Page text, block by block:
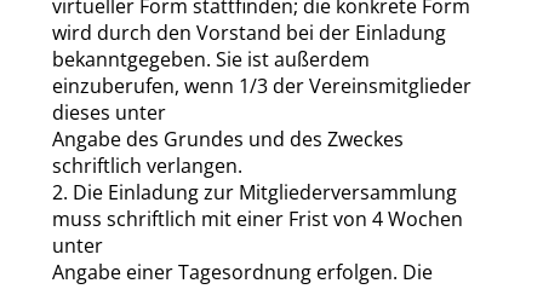
virtueller Form stattfinden; die konkrete Form
wird durch den Vorstand bei der Einladung
bekanntgegeben. Sie ist außerdem
einzuberufen, wenn 1/3 der Vereinsmitglieder
dieses unter
Angabe des Grundes und des Zweckes
schriftlich verlangen.
2. Die Einladung zur Mitgliederversammlung
muss schriftlich mit einer Frist von 4 Wochen
unter
Angabe einer Tagesordnung erfolgen. Die